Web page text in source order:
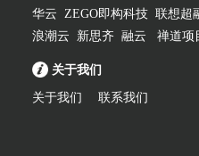
华云 ZEGO即构科技 联想超
浪潮云
新思齐 融云 禅道项
关于我们
关于我们 联系我们